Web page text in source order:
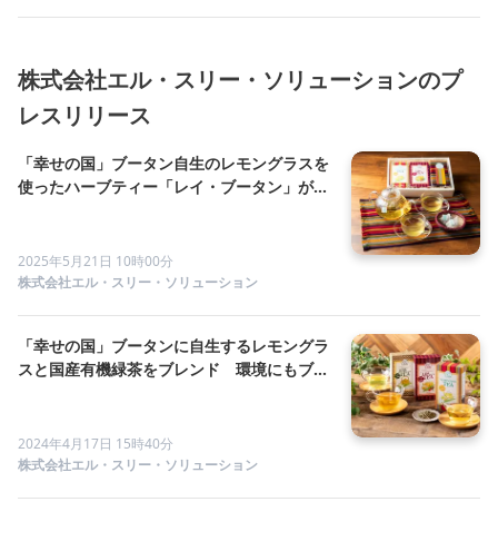
株式会社エル・スリー・ソリューションのプ
レスリリース
「幸せの国」ブータン自生のレモングラスを
使ったハーブティー「レイ・ブータン」が、
の贈り物に
2025年5月21日 10時00分
株式会社エル・スリー・ソリューション
「幸せの国」ブータンに自生するレモングラ
スと国産有機緑茶をブレンド 環境にもブー
2024年4月17日 15時40分
株式会社エル・スリー・ソリューション